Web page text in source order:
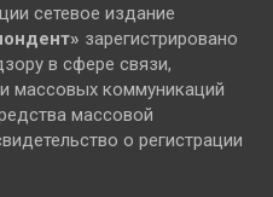
сетевое издание
зарегистрировано
в сфере связи,
массовых коммуникаций
массовой
о регистрации